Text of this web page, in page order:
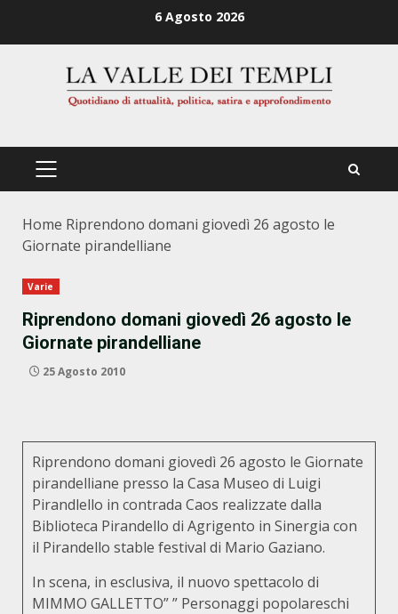
6 Agosto 2026
PRIMÄRES
Home Riprendono domani giovedì 26 agosto le
Giornate pirandelliane
Varie
Riprendono domani giovedì 26 agosto le
Giornate pirandelliane
25 Agosto 2010
Riprendono domani giovedì 26 agosto le Giornate
pirandelliane presso la Casa Museo di Luigi
Pirandlello in contrada Caos realizzate dalla
Biblioteca Pirandello di Agrigento in Sinergia con
il Pirandello stable festival di Mario Gaziano.
In scena, in esclusiva, il nuovo spettacolo di
MIMMO GALLETTO” ” Personaggi popolareschi